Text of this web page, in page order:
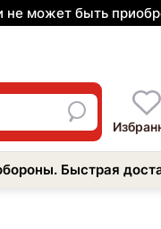
не может быть
Быстрая